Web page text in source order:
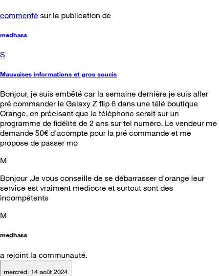
commenté sur la publication de
medhass
S
Mauvaises informations et gros soucis
Bonjour, je suis embêté car la semaine dernière je suis aller
pré commander le Galaxy Z flip 6 dans une télé boutique
Orange, en précisant que le téléphone serait sur un
programme de fidélité de 2 ans sur tel numéro. Le vendeur me
demande 50€ d'acompte pour la pré commande et me
propose de passer mo
M
Bonjour ,Je vous conseille de se débarrasser d'orange leur
service est vraiment mediocre et surtout sont des
incompétents
M
medhass
a rejoint la communauté.
mercredi 14 août 2024